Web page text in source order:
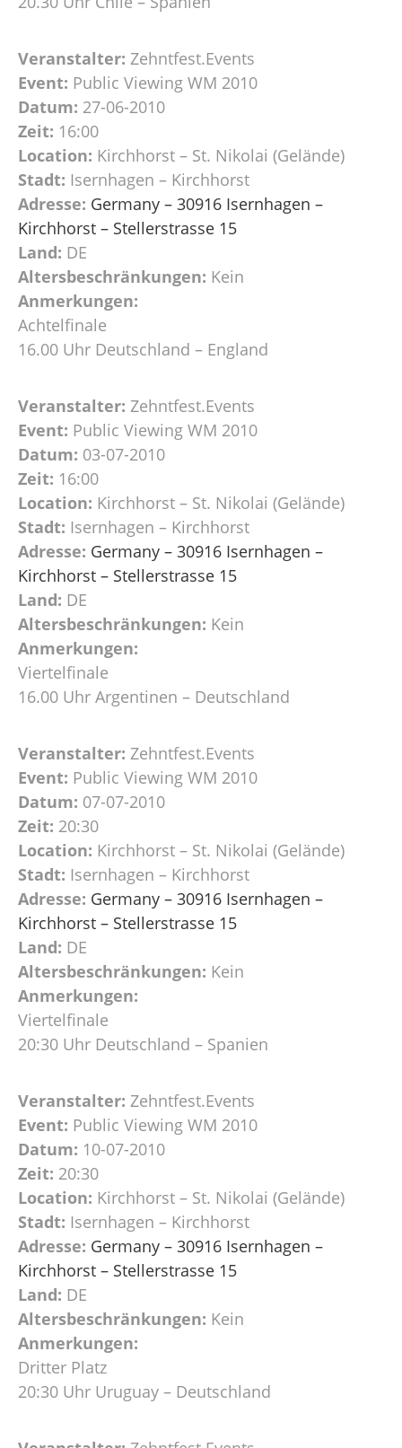
Veranstalter: Zehntfest.Events
Event: Public Viewing WM 2010
Datum: 27-06-2010
Zeit: 16:00
Location: Kirchhorst – St. Nikolai (Gelände)
Stadt: Isernhagen – Kirchhorst
Adresse: Germany – 30916 Isernhagen –
Kirchhorst – Stellerstrasse 15
Land: DE
Altersbeschränkungen: Kein
Anmerkungen:
Achtelfinale
16.00 Uhr Deutschland – England
Veranstalter: Zehntfest.Events
Event: Public Viewing WM 2010
Datum: 03-07-2010
Zeit: 16:00
Location: Kirchhorst – St. Nikolai (Gelände)
Stadt: Isernhagen – Kirchhorst
Adresse: Germany – 30916 Isernhagen –
Kirchhorst – Stellerstrasse 15
Land: DE
Altersbeschränkungen: Kein
Anmerkungen:
Viertelfinale
16.00 Uhr Argentinen – Deutschland
Veranstalter: Zehntfest.Events
Event: Public Viewing WM 2010
Datum: 07-07-2010
Zeit: 20:30
Location: Kirchhorst – St. Nikolai (Gelände)
Stadt: Isernhagen – Kirchhorst
Adresse: Germany – 30916 Isernhagen –
Kirchhorst – Stellerstrasse 15
Land: DE
Altersbeschränkungen: Kein
Anmerkungen:
Viertelfinale
20:30 Uhr Deutschland – Spanien
Veranstalter: Zehntfest.Events
Event: Public Viewing WM 2010
Datum: 10-07-2010
Zeit: 20:30
Location: Kirchhorst – St. Nikolai (Gelände)
Stadt: Isernhagen – Kirchhorst
Adresse: Germany – 30916 Isernhagen –
Kirchhorst – Stellerstrasse 15
Land: DE
Altersbeschränkungen: Kein
Anmerkungen:
Dritter Platz
20:30 Uhr Uruguay – Deutschland